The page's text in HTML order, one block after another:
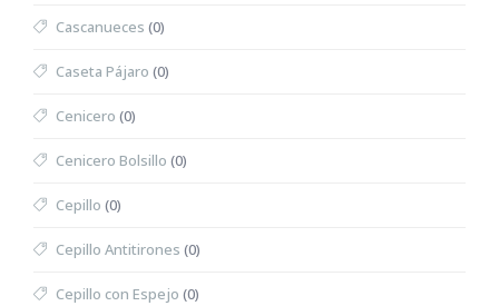
Cascanueces (0)
Caseta Pájaro (0)
Cenicero (0)
Cenicero Bolsillo (0)
Cepillo (0)
Cepillo Antitirones (0)
Cepillo con Espejo (0)